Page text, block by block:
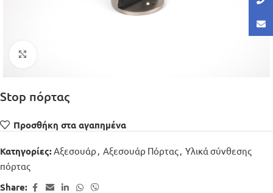
Stop πόρτας
Προσθήκη στα αγαπημένα
Κατηγορίες:Αξεσουάρ , Αξεσουάρ Πόρτας, Υλικά σύνθεσης
πόρτας
Share: